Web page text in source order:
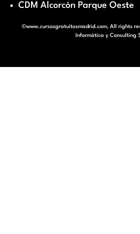
CDM Alcorcón Parque Oeste
©www.cursosgratuitosmadrid.com, All rights
Informática y Consulting